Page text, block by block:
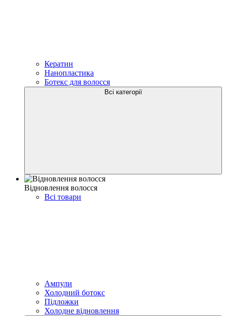
Кератин
Нанопластика
Ботекс для волосся
Всі категорії
Відновлення волосся
Всі товари
Ампули
Холодний ботокс
Підложки
Холодне відновлення